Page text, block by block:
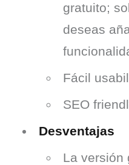
gratuito;
deseas
Fácil
SEO
Desventajas
La versión